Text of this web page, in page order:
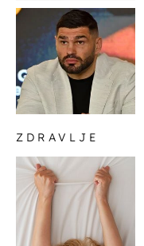
ZDRAVLJE